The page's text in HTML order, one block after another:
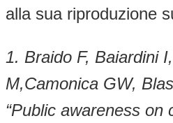
alla sua riproduzione
1. Braido F, Baiardini
M,Camonica GW,
“Public awareness on